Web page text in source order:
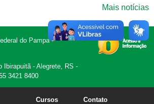
Mais notícias
do Pampa -
Ibirapuitã - Alegrete, RS -
3421 8400
Cursos Contato